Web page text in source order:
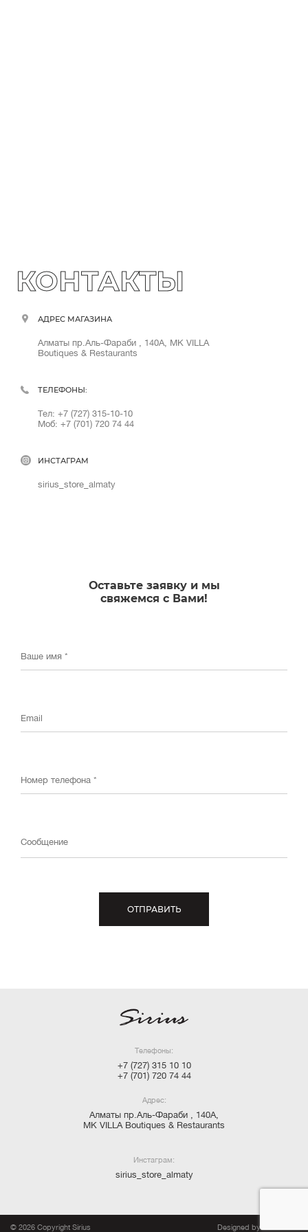
КОНТАКТЫ
АДРЕС МАГАЗИНА
Алматы пр.Аль-Фараби , 140А, MK VILLA
Boutiques & Restaurants
ТЕЛЕФОНЫ:
Тел: +7 (727) 315-10-10
Моб: +7 (701) 720 74 44
ИНСТАГРАМ
sirius_store_almaty
Оставьте заявку и мы
свяжемся с Вами!
Телефоны:
+7 (727) 315 10 10
+7 (701) 720 74 44
Адрес:
Алматы пр.Аль-Фараби , 140А,
MK VILLA Boutiques & Restaurants
Инстаграм:
sirius_store_almaty
© 2026 Copyright Sirius Designed by Slonworks